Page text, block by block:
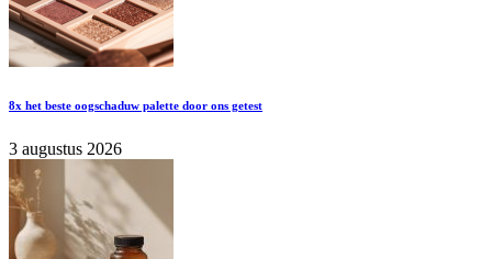
8x het beste oogschaduw palette door ons getest
3 augustus 2026